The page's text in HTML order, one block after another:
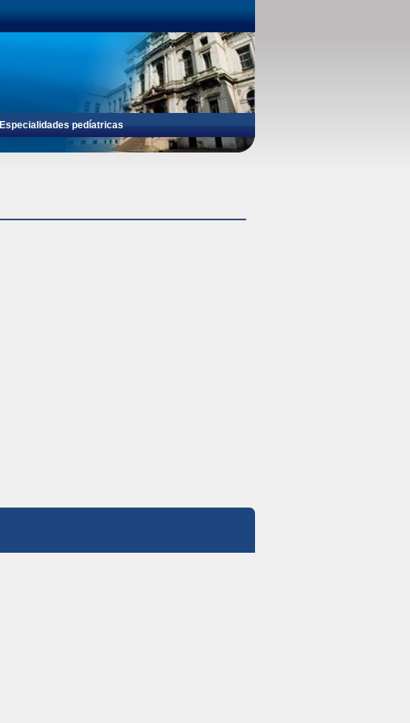
Especialidades pedíatricas